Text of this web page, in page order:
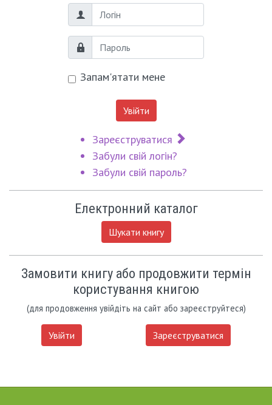
Логін
Пароль
Запам'ятати мене
Увійти
Зареєструватися
Забули свій логін?
Забули свій пароль?
Електронний каталог
Шукати книгу
Замовити книгу або продовжити термін
користування книгою
(для продовження увійдіть на сайт або зареєструйтеся)
Увійти Зареєструватися